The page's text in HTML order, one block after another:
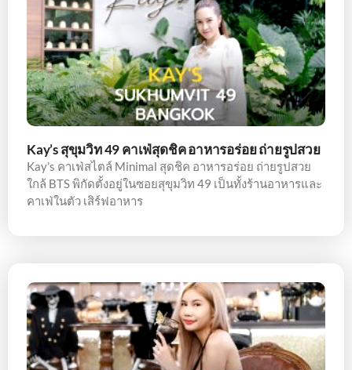
Kay’s สุขุมวิท 49 คาเฟ่สุดชิค อาหารอร่อย ถ่ายรูปสวย
Kay’s คาเฟ่สไตล์ Minimal สุดชิค อาหารอร่อย ถ่ายรูปสวย
ใกล้ BTS พิกัดตั้งอยู่ในซอยสุขุมวิท 49 เป็นทั้งร้านอาหารและ
คาเฟ่ในตัว เสิร์ฟอาหาร